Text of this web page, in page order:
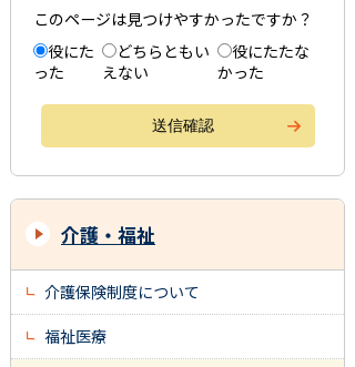
このページは見つけやすかったですか？
役にた
った
どちらともい
えない
役にたたな
かった
介護・福祉
介護保険制度について
福祉医療